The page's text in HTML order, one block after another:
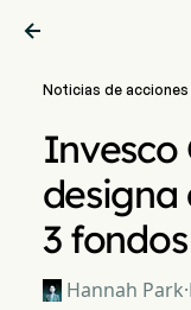

Noticias de acciones
Invesco
designa
3
Hannah Park·